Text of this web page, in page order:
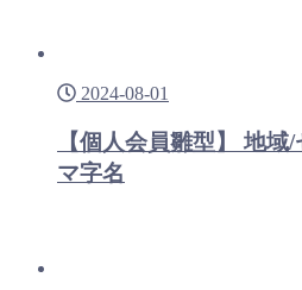
2024-08-01
【個人会員雛型】 地
マ字名